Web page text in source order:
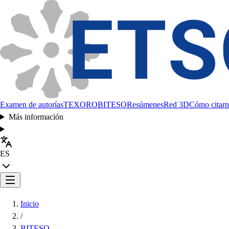
Examen de autoríasTEXOROBITESOResúmenesRed 3DCómo
Más información
ES
Inicio
/